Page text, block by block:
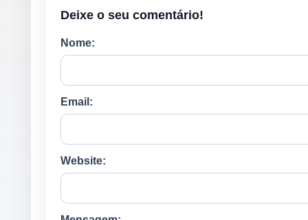
Deixe o seu comentário!
Nome:
Email:
Website: